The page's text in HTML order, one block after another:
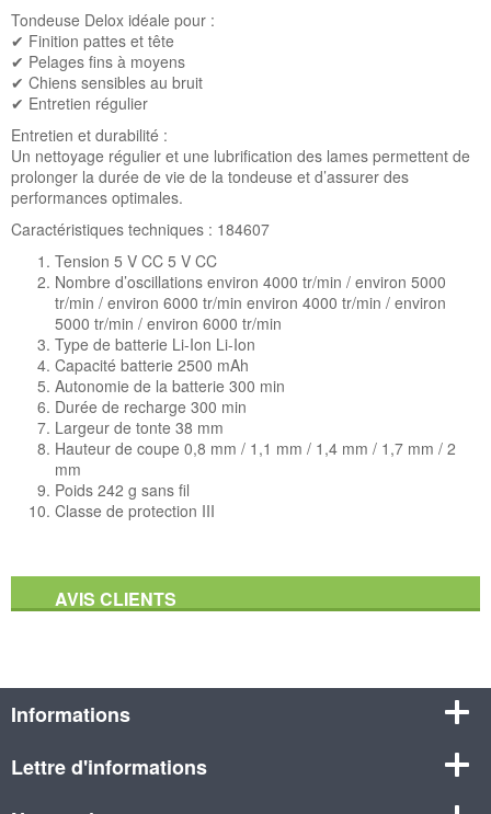
Tondeuse Delox idéale pour :
✔ Finition pattes et tête
✔ Pelages fins à moyens
✔ Chiens sensibles au bruit
✔ Entretien régulier
Entretien et durabilité :
Un nettoyage régulier et une lubrification des lames permettent de
prolonger la durée de vie de la tondeuse et d’assurer des
performances optimales.
Caractéristiques techniques : 184607
Tension 5 V CC 5 V CC
Nombre d’oscillations environ 4000 tr/min / environ 5000
tr/min / environ 6000 tr/min environ 4000 tr/min / environ
5000 tr/min / environ 6000 tr/min
Type de batterie Li-Ion Li-Ion
Capacité batterie 2500 mAh
Autonomie de la batterie 300 min
Durée de recharge 300 min
Largeur de tonte 38 mm
Hauteur de coupe 0,8 mm / 1,1 mm / 1,4 mm / 1,7 mm / 2
mm
Poids 242 g sans fil
Classe de protection III
AVIS CLIENTS
Informations
Lettre d'informations